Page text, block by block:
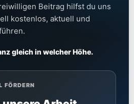
Beitrag hilfst du uns
kostenlos, aktuell und
gleich in welcher Höhe.
FÖRDERN